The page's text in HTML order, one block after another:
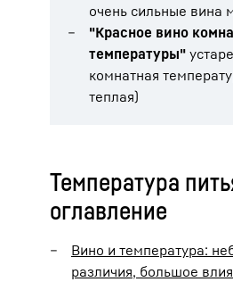
очень сильные вина
"Красное вино
температуры"
комнатная
теплая)
Температура
оглавление
Вино и температура:
различия, большое